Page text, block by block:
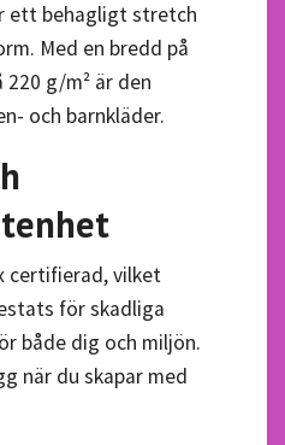
ett behagligt stretch
Med en bredd på
220 g/m² är den
och barnkläder.
certifierad, vilket
för skadliga
både dig och miljön.
när du skapar med